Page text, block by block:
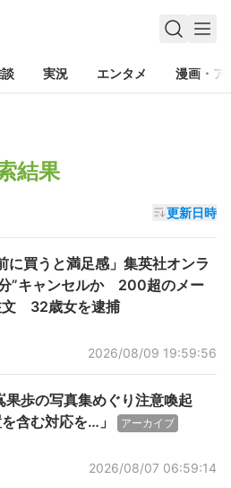
実況 エンタメ 漫画・ア
結果
更新日時
に買うと満足感」集英社オンラ
”キャンセルか 200超のメー
文 32歳女を逮捕
2026/08/09 19:59:56
歩の写真集めぐり注意喚起
含む対応を…」
アーカイブ
2026/08/07 06:59:14